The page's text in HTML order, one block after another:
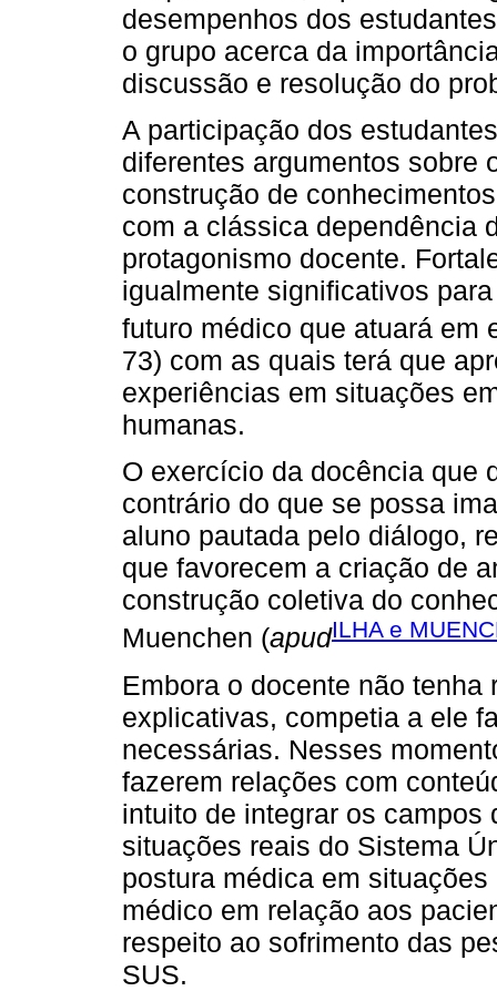
desempenhos dos
o grupo acerca da
discussão e resolução do
A participação dos
diferentes argumentos sobre
construção de
com a clássica dependência
protagonismo docente.
igualmente significativos
futuro médico que atuará em
73) com as quais terá que
experiências em situações
humanas.
O exercício da docência que
contrário do que se possa
aluno pautada pelo diálogo,
que favorecem a criação de
construção coletiva do
Muenchen (apudILHA e
Embora o docente não
explicativas, competia a ele
necessárias. Nesses
fazerem relações com
intuito de integrar os
situações reais do Sistema
postura médica em
médico em relação aos
respeito ao sofrimento das
SUS.